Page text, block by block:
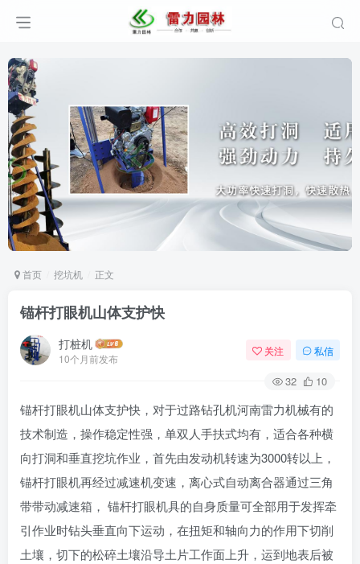
首页 挖坑机 正文
锚杆打眼机山体支护快
打桩机
10个月前发布
关注 私信
32 10
锚杆打眼机山体支护快，对于过路钻孔机河南雷力机械有的
技术制造，操作稳定性强，单双人手扶式均有，适合各种横
向打洞和垂直挖坑作业，首先由发动机转速为3000转以上，
锚杆打眼机再经过减速机变速，离心式自动离合器通过三角
带带动减速箱， 锚杆打眼机具的自身质量可全部用于发挥牵
引作业时钻头垂直向下运动，在扭矩和轴向力的作用下切削
土壤，切下的松碎土壤沿导土片工作面上升，运到地表后被